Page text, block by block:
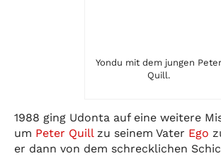
Yondu mit dem jungen Peter
Quill.
1988 ging Udonta auf eine weitere
um Peter Quillzu seinem Vater Ego
er dann von dem schrecklichen